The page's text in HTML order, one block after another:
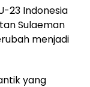
23 Indonesia
Sulaeman
menjadi
yang